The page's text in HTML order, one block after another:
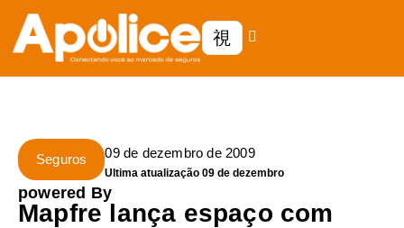
Seguros 09 de dezembro de 2009
Ultima atualização 09 de dezembro
powered By
Mapfre lança espaço com